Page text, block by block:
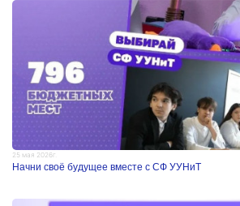
25 мая 2026г.
Начни своё будущее вместе с СФ УУНиТ